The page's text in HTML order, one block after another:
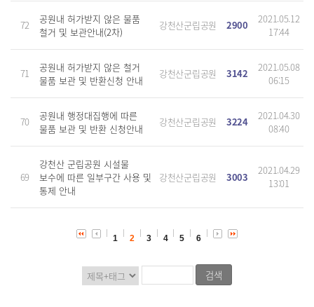
72
공원내 허가받지 않은 물품
철거 및 보관안내(2차)
강천산군립공원 2900
2021.05.12
17:44
71
공원내 허가받지 않은 철거
물품 보관 및 반환신청 안내
강천산군립공원 3142
2021.05.08
06:15
70
공원내 행정대집행에 따른
물품 보관 및 반환 신청안내
강천산군립공원 3224
2021.04.30
08:40
69
강천산 군립공원 시설물
보수에 따른 일부구간 사용 및
통제 안내
강천산군립공원 3003
2021.04.29
13:01
1 2 3 4 5 6